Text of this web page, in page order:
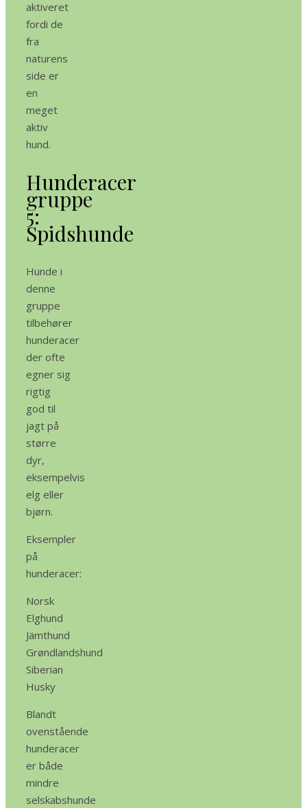
aktiveret
fordi de
fra
naturens
side er
en
meget
aktiv
hund.
Hunderacer
gruppe
5:
Spidshunde
Hunde i
denne
gruppe
tilbehører
hunderacer
der ofte
egner sig
rigtig
god til
jagt på
større
dyr,
eksempelvis
elg eller
bjørn.
Eksempler
på
hunderacer:
Norsk
Elghund
Jämthund
Grøndlandshund
Siberian
Husky
Blandt
ovenstående
hunderacer
er både
mindre
selskabshunde